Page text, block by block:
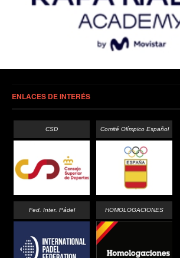
ENLACES DE INTERÉS
CSD Comité Olímpico Español
Fed. Inter. Pádel HOMOLOGACIONES